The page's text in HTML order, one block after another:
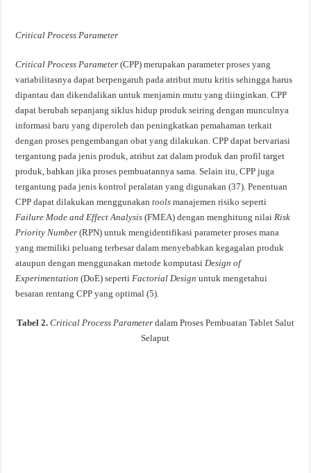
Critical Process Parameter
Critical Process Parameter(CPP) merupakan parameter proses yang
variabilitasnya dapat berpengaruh pada atribut mutu kritis sehingga harus
dipantau dan dikendalikan untuk menjamin mutu yang diinginkan. CPP
dapat berubah sepanjang siklus hidup produk seiring dengan munculnya
informasi baru yang diperoleh dan peningkatkan pemahaman terkait
dengan proses pengembangan obat yang dilakukan. CPP dapat bervariasi
tergantung pada jenis produk, atribut zat dalam produk dan profil target
produk, bahkan jika proses pembuatannya sama. Selain itu, CPP juga
tergantung pada jenis kontrol peralatan yang digunakan (37). Penentuan
CPP dapat dilakukan menggunakantools manajemen risiko seperti
Failure Mode and Effect Analysis (FMEA) dengan menghitung nilai Risk
Priority Number (RPN) untuk mengidentifikasi parameter proses mana
yang memiliki peluang terbesar dalam menyebabkan kegagalan produk
ataupun dengan menggunakan metode komputasi Design of
Experimentation (DoE) seperti Factorial Design untuk mengetahui
besaran rentang CPP yang optimal (5).
Tabel 2. Critical Process Parameter dalam Proses Pembuatan Tablet Salut
Selaput